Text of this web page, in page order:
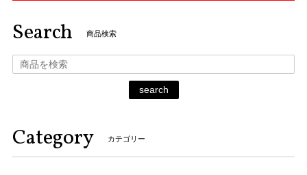
Search 商品検索
search
Category カテゴリー